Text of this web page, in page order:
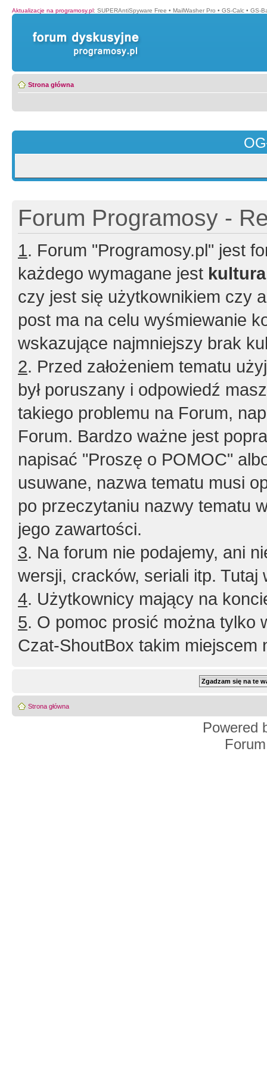
Aktualizacje na programosy.pl: SUPERAntiSpyware Free • MailWasher Pro • GS-Calc • GS-
Strona główna
Forum Programosy -
1. Forum "Programosy.pl" jest
każdego wymagane jest
czy jest się użytkownikiem czy
post ma na celu wyśmiewanie
wskazujące najmniejszy brak
2. Przed założeniem tematu
był poruszany i odpowiedź
takiego problemu na Forum,
Forum. Bardzo ważne jest
napisać "Proszę o POMOC"
usuwane, nazwa tematu musi
po przeczytaniu nazwy tematu
jego zawartości.
3. Na forum nie podajemy, ani
wersji, cracków, seriali itp. Tutaj
4. Użytkownicy mający na
5. O pomoc prosić można tylko
Czat-ShoutBox takim miejscem
Strona główna
Powered